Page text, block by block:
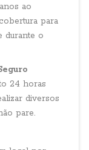
ao
para
durante o
24 horas
diversos
pare.